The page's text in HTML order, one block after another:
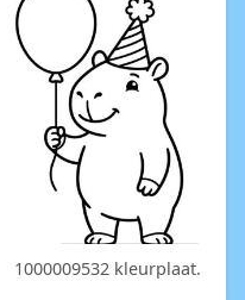
1000009532 kleurplaat.